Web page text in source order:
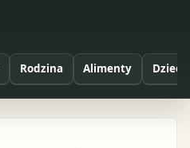
Rodzina Alimenty Dzieci